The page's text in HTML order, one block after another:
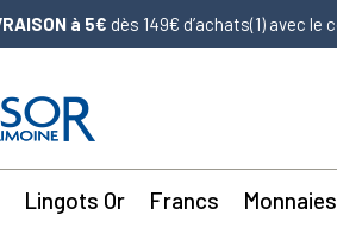
à 5€ dès 149€ d’achats(1) avec le
Lingots Or Francs